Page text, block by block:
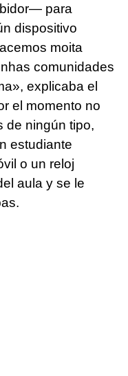
para
dispositivo
moita
comunidades
, explicaba el
el momento no
de ningún tipo,
estudiante
o un reloj
aula y se le